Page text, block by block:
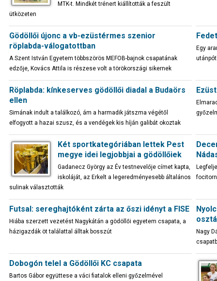
MTK-t. Mindkét trénert kiállították a feszült
ütközeten
Gödöllői újonc a vb-ezüstérmes szenior
röplabda-válogatottban
A Szent István Egyetem többszörös MEFOB-bajnok csapatának
edzője, Kovács Attila is részese volt a törökországi sikernek
Egy
Röplabda: kínkeserves gödöllői diadal a Budaörs
ellen
Simának indult a találkozó, ám a harmadik játszma végétől
elfogyott a hazai szusz, és a vendégek kis híján galibát okoztak
Két sportkategóriában lettek Pest
megye idei legjobbjai a gödöllőiek
Gadanecz György az Év testnevelője címet kapta,
iskoláját, az Erkelt a legeredményesebb általános
sulinak választották
Futsal: sereghajtóként zárta az őszi idényt a FISE
Hiába szerzett vezetést Nagykátán a gödöllői egyetem csapata, a
házigazdák öt találattal álltak bosszút
Nagy
Dobogón telel a Gödöllői KC csapata
Bartos Gábor együttese a váci fiatalok elleni győzelmével